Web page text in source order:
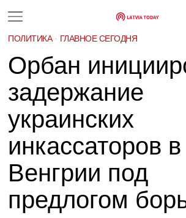
ПОЛИТИКА · ГЛАВНОЕ СЕГОДНЯ
Орбан
задержание
украинских
инкассаторов в
Венгрии под
предлогом